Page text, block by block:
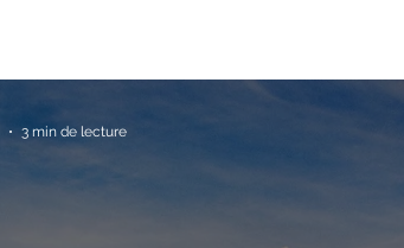
3 min de lecture